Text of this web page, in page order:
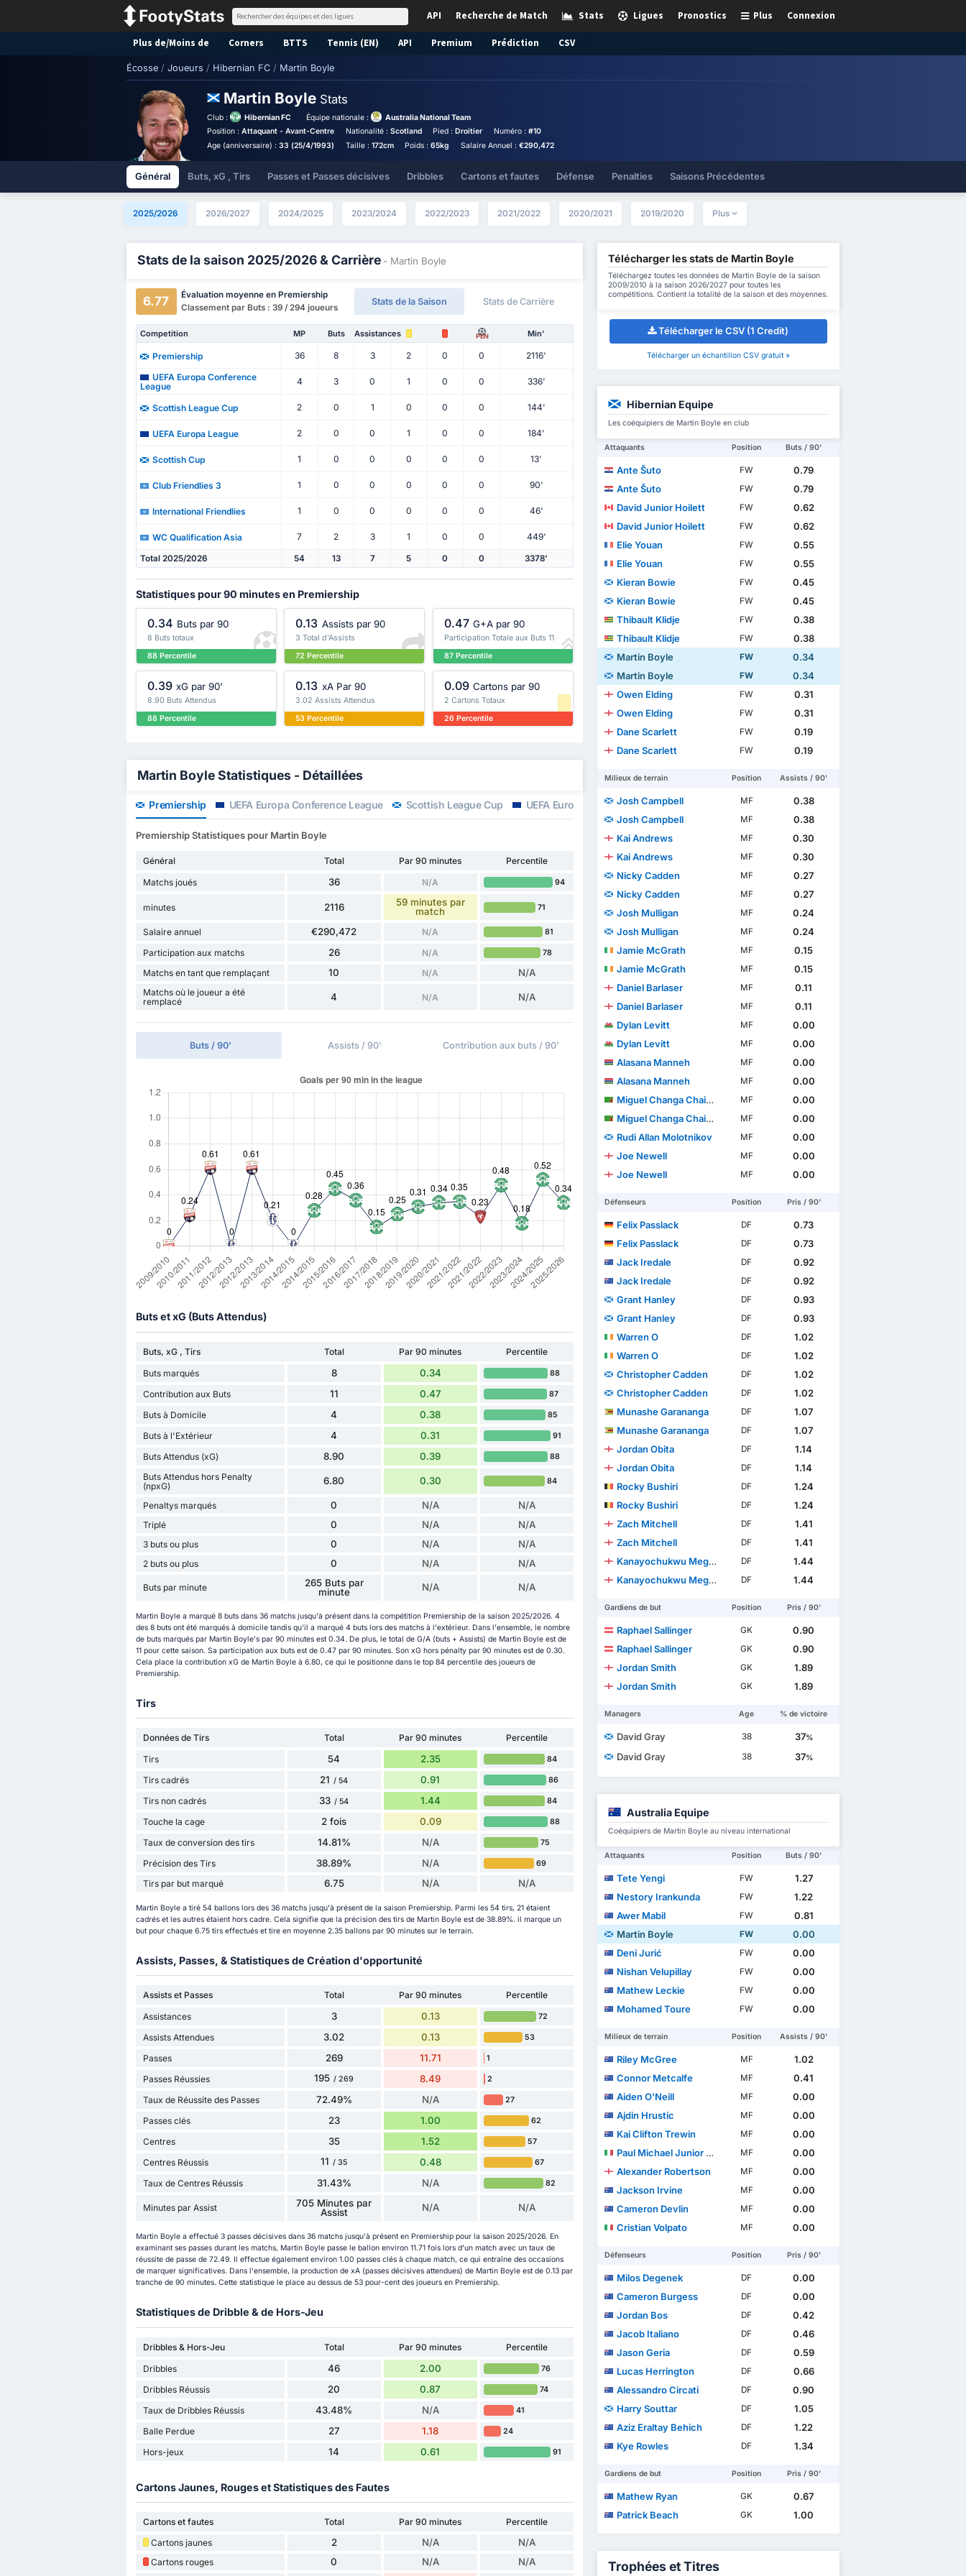
Connexion
Plus
Pronostics
Ligues
Stats
Recherche de Match
API
Plus de/Moins de Corners BTTS Tennis (EN) API Premium Prédiction CSV
Écosse / Joueurs / Hibernian FC / Martin Boyle
Martin Boyle Stats
Club : Hibernian FC Équipe nationale :
Australia National Team
Position :Attaquant - Avant-Centre Nationalité : Scotland Pied :Droitier Numéro : #10
Age (anniversaire) :33 (25/4/1993) Taille : 172cm Poids :65kg Salaire Annuel : €290,472
Général Buts, xG , Tirs Passes et Passes décisives Dribbles Cartons et fautes Défense Penalties Saisons Précédentes
2025/2026 2026/2027 2024/2025 2023/2024 2022/2023 2021/2022 2020/2021 2019/2020 Plus
Stats de la saison 2025/2026 & Carrière - Martin Boyle
6.77
Évaluation moyenne en Premiership
Classement par Buts : 39 / 294 joueurs
Stats de la Saison Stats de Carrière
Competition MP Buts Assistances PEN Min'
Premiership 36 8 3 2 0 0
2116'
UEFA Europa Conference
League
4 3 0 1 0 0 336'
Scottish League Cup 2 0 1 0 0 0 144'
UEFA Europa League 2 0 0 1 0 0 184'
Scottish Cup 1 0 0 0 0 0 13'
Club Friendlies 3 1 0 0 0 0 0 90'
International Friendlies 1 0 0 0 0 0 46'
WC Qualification Asia 7 2 3 1 0 0 449'
Total 2025/2026 54 13 7 5 0 0 3378'
Statistiques pour 90 minutes en Premiership
0.34 Buts par 90
8 Buts totaux
88 Percentile
0.13 Assists par 90
3 Total d'Assists
72 Percentile
0.47 G+A par 90
Participation Totale aux Buts 11
87 Percentile
0.39 xG par 90'
8.90 Buts Attendus
88 Percentile
0.13 xA Par 90
3.02 Assists Attendus
53 Percentile
0.09 Cartons par 90
2 Cartons Totaux
26 Percentile
Martin Boyle Statistiques - Détaillées
Premiership UEFA Europa Conference League Scottish League Cup UEFA Europa League Scottish Cup Club Friendlies 3
Premiership Statistiques pour Martin Boyle
Général Total Par 90 minutes
Percentile
Matchs joués
36 N/A 94
minutes 2116
59 minutes par
match
71
Salaire annuel €290,472 N/A 81
Participation aux matchs 26 N/A 78
Matchs en tant que remplaçant 10 N/A N/A
Matchs où le joueur a été
remplacé
4 N/A N/A
Buts / 90' Assists / 90' Contribution aux buts / 90'
Buts et xG (Buts Attendus)
Buts, xG , Tirs Total Par 90 minutes
Percentile
Buts marqués
8 0.34 88
Contribution aux Buts 11 0.47 87
Buts à Domicile 4 0.38 85
Buts à l'Extérieur 4 0.31 91
Buts Attendus (xG) 8.90 0.39 88
Buts Attendus hors Penalty
(npxG)
6.80 0.30 84
Penaltys marqués 0 N/A N/A
Triplé 0 N/A N/A
3 buts ou plus 0 N/A N/A
2 buts ou plus 0 N/A N/A
Buts par minute
265 Buts par
minute
N/A N/A
Martin Boyle a marqué 8 buts dans 36 matchs jusqu'à présent dans la compétition Premiership de la saison 2025/2026. 4
des 8 buts ont été marqués à domicile tandis qu'il a marqué 4 buts lors des matchs à l'extérieur. Dans l'ensemble, le nombre
de buts marqués par Martin Boyle's par 90 minutes est 0.34. De plus, le total de G/A (buts + Assists) de Martin Boyle est de
11 pour cette saison. Sa participation aux buts est de 0.47 par 90 minutes. Son xG hors pénalty par 90 minutes est de 0.30.
Cela place la contribution xG de Martin Boyle à 6.80, ce qui le positionne dans le top 84 percentile des joueurs de
Premiership.
Tirs
Données de Tirs Total Par 90 minutes
Percentile
Tirs
54 2.35 84
Tirs cadrés 21 / 54 0.91 86
Tirs non cadrés 33 / 54 1.44 84
Touche la cage 2 fois 0.09 88
Taux de conversion des tirs 14.81% N/A 75
Précision des Tirs 38.89% N/A 69
Tirs par but marqué 6.75 N/A N/A
Martin Boyle a tiré 54 ballons lors des 36 matchs jusqu'à présent de la saison Premiership. Parmi les 54 tirs, 21 étaient
cadrés et les autres étaient hors cadre. Cela signifie que la précision des tirs de Martin Boyle est de 38.89%. il marque un
but pour chaque 6.75 tirs effectués et tire en moyenne 2.35 ballons par 90 minutes sur le terrain.
Assists, Passes, & Statistiques de Création d'opportunité
Assists et Passes Total Par 90 minutes
Percentile
Assistances
3 0.13 72
Assists Attendues 3.02 0.13 53
Passes 269 11.71 1
Passes Réussies 195 / 269 8.49 2
Taux de Réussite des Passes 72.49% N/A 27
Passes clés 23 1.00 62
Centres 35 1.52 57
Centres Réussis 11 / 35 0.48 67
Taux de Centres Réussis 31.43% N/A 82
Minutes par Assist
705 Minutes par
Assist
N/A N/A
Martin Boyle a effectué 3 passes décisives dans 36 matchs jusqu'à présent en Premiership pour la saison 2025/2026. En
examinant ses passes durant les matchs, Martin Boyle passe le ballon environ 11.71 fois lors d'un match avec un taux de
réussite de passe de 72.49. Il effectue également environ 1.00 passes clés à chaque match, ce qui entraîne des occasions
de marquer significatives. Dans l'ensemble, la production de xA (passes décisives attendues) de Martin Boyle est de 0.13 par
tranche de 90 minutes. Cette statistique le place au dessus de 53 pour-cent des joueurs en Premiership.
Statistiques de Dribble & de Hors-Jeu
Dribbles & Hors-Jeu Total Par 90 minutes
Percentile
Dribbles
46 2.00 76
Dribbles Réussis 20 0.87 74
Taux de Dribbles Réussis 43.48% N/A 41
Balle Perdue 27 1.18 24
Hors-jeux 14 0.61 91
Cartons Jaunes, Rouges et Statistiques des Fautes
Cartons et fautes Total Par 90 minutes
Percentile
Cartons jaunes
2 N/A N/A
Cartons rouges 0 N/A
N/A
Télécharger les stats de Martin Boyle
Téléchargez toutes les données de Martin Boyle de la saison
2009/2010 à la saison 2026/2027 pour toutes les
compétitions. Contient la totalité de la saison et des moyennes.
Télécharger le CSV (1 Credit)
Télécharger un échantillon CSV gratuit »
Hibernian Equipe
Les coéquipiers de Martin Boyle en club
Attaquants Position Buts / 90'
Ante Šuto FW
0.79
Ante Šuto
FW
0.79
David Junior Hoilett
FW
0.62
David Junior Hoilett
FW
0.62
Elie Youan
FW
0.55
Elie Youan
FW
0.55
Kieran Bowie
FW
0.45
Kieran Bowie
FW
0.45
Thibault Klidje
FW
0.38
Thibault Klidje
FW
0.38
Martin Boyle
FW
0.34
Martin Boyle
FW
0.34
Owen Elding
FW
0.31
Owen Elding
FW
0.31
Dane Scarlett
FW
0.19
Dane Scarlett
FW 0.19
Milieux de terrain Position Assists / 90'
Josh Campbell MF
0.38
Josh Campbell
MF
0.38
Kai Andrews
MF
0.30
Kai Andrews
MF
0.30
Nicky Cadden
MF
0.27
Nicky Cadden
MF
0.27
Josh Mulligan
MF
0.24
Josh Mulligan
MF
0.24
Jamie McGrath
MF
0.15
Jamie McGrath
MF
0.15
Daniel Barlaser
MF
0.11
Daniel Barlaser
MF
0.11
Dylan Levitt
MF
0.00
Dylan Levitt
MF
0.00
Alasana Manneh
MF
0.00
Alasana Manneh
MF
0.00
Miguel Changa Chaiwa
MF
0.00
Miguel Changa Chaiwa
MF
0.00
Rudi Allan Molotnikov
MF
0.00
Joe Newell
MF
0.00
Joe Newell
MF 0.00
Défenseurs Position Pris / 90'
Felix Passlack DF
0.73
Felix Passlack
DF
0.73
Jack Iredale
DF
0.92
Jack Iredale
DF
0.92
Grant Hanley
DF
0.93
Grant Hanley
DF
0.93
Warren O
DF
1.02
Warren O
DF
1.02
Christopher Cadden
DF
1.02
Christopher Cadden
DF
1.02
Munashe Garananga
DF
1.07
Munashe Garananga
DF
1.07
Jordan Obita
DF
1.14
Jordan Obita
DF
1.14
Rocky Bushiri
DF
1.24
Rocky Bushiri
DF
1.24
Zach Mitchell
DF
1.41
Zach Mitchell
DF
1.41
Kanayochukwu Megwa
DF
1.44
Kanayochukwu Megwa
DF 1.44
Gardiens de but Position Pris / 90'
Raphael Sallinger GK
0.90
Raphael Sallinger
GK
0.90
Jordan Smith
GK
1.89
Jordan Smith
GK 1.89
Managers Age % de victoire
David Gray 38 37%
David Gray 38 37%
Australia Equipe
Coéquipiers de Martin Boyle au niveau international
Attaquants Position Buts / 90'
Tete Yengi FW
1.27
Nestory Irankunda
FW
1.22
Awer Mabil
FW
0.81
Martin Boyle
FW
0.00
Deni Jurić
FW
0.00
Nishan Velupillay
FW
0.00
Mathew Leckie
FW
0.00
Mohamed Toure
FW 0.00
Milieux de terrain Position Assists / 90'
Riley McGree MF
1.02
Connor Metcalfe
MF
0.41
Aiden O'Neill
MF
0.00
Ajdin Hrustic
MF
0.00
Kai Clifton Trewin
MF
0.00
Paul Michael Junior Okon-Engstler
MF
0.00
Alexander Robertson
MF
0.00
Jackson Irvine
MF
0.00
Cameron Devlin
MF
0.00
Cristian Volpato
MF 0.00
Défenseurs Position Pris / 90'
Milos Degenek DF
0.00
Cameron Burgess
DF
0.00
Jordan Bos
DF
0.42
Jacob Italiano
DF
0.46
Jason Geria
DF
0.59
Lucas Herrington
DF
0.66
Alessandro Circati
DF
0.90
Harry Souttar
DF
1.05
Aziz Eraltay Behich
DF
1.22
Kye Rowles
DF 1.34
Gardiens de but Position Pris / 90'
Mathew Ryan GK
0.67
Patrick Beach
GK 1.00
Trophées et Titres